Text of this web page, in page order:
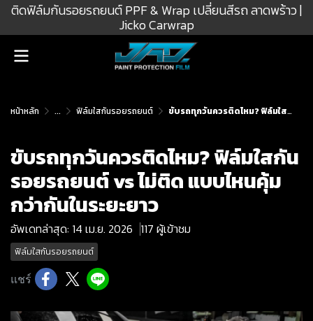
ติดฟิล์มกันรอยรถยนต์ PPF & Wrap เปลี่ยนสีรถ ลาดพร้าว |
Jicko Carwrap
หน้าหลัก ... ฟิล์มใสกันรอยรถยนต์ ขับรถทุกวันควรติดไหม? ฟิล์มใสกันรอยรถยนต์ vs ไม่ติด แบบไหนคุ้มกว่ากันในระยะยาว
ขับรถทุกวันควรติดไหม? ฟิล์มใสกัน
รอยรถยนต์ vs ไม่ติด แบบไหนคุ้ม
กว่ากันในระยะยาว
อัพเดทล่าสุด: 14 เม.ย. 2026 117 ผู้เข้าชม
ฟิล์มใสกันรอยรถยนต์
แชร์